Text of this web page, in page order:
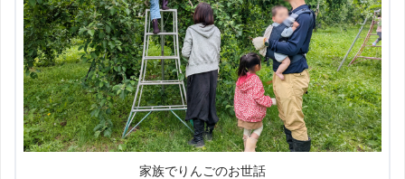
家族でりんごのお世話